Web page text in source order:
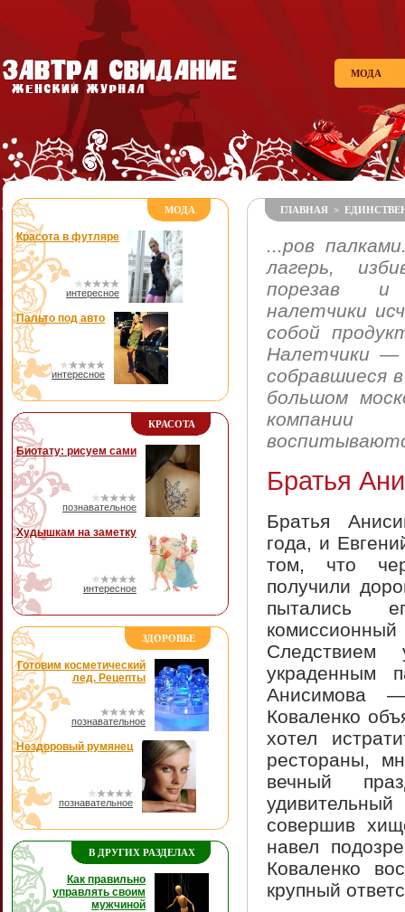
МОДА
МОДА
Красота в футляре
интересное
Пальто под авто
интересное
КРАСОТА
Биотату: рисуем сами
познавательное
Худышкам на заметку
интересное
ЗДОРОВЬЕ
Готовим косметический
лед. Рецепты
познавательное
Нездоровый румянец
познавательное
В ДРУГИХ РАЗДЕЛАХ
Как правильно
управлять своим
мужчиной
ГЛАВНАЯ >
...ров
лагерь,
порезав и
налетчики
собой
Налетчики —
собравшиеся
большом
Братья
Братья
года, и
том, что
получили
пытались
Следствием
украденным
Анисимова
Коваленко
хотел
рестораны,
вечный
совершив
навел
Коваленко
крупный